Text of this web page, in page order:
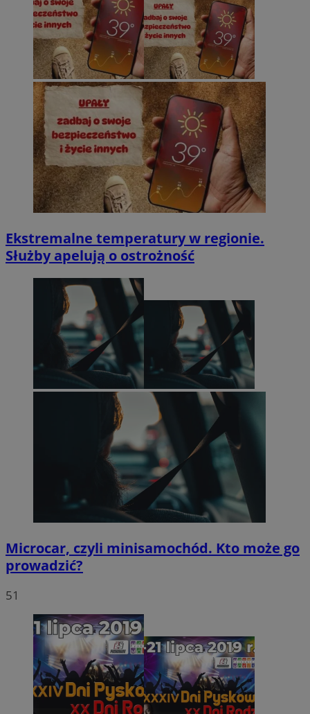
Ekstremalne temperatury w regionie.
Służby apelują o ostrożność
Microcar, czyli minisamochód. Kto może go
prowadzić?
51